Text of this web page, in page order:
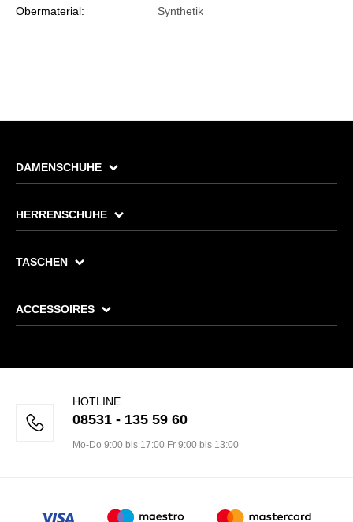
Obermaterial: Synthetik
DAMENSCHUHE
HERRENSCHUHE
TASCHEN
ACCESSOIRES
HOTLINE
08531 - 135 59 60
Mo-Do 9:00 bis 17:00 Fr 9:00 bis 13:00